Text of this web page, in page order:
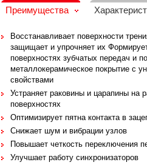
Преимущества
Восстанавливает поверхности
защищает и упрочняет их
поверхностях зубчатых передач и
металлокерамическое покрытие с
свойствами
Устраняет раковины и царапины на
поверхностях
Оптимизирует пятна контакта в
Снижает шум и вибрации узлов
Повышает четкость переключения
Улучшает работу синхронизаторов